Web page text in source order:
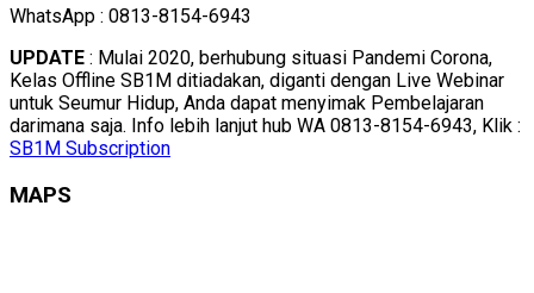
WhatsApp : 0813-8154-6943
UPDATE : Mulai 2020, berhubung situasi Pandemi Corona,
Kelas Offline SB1M ditiadakan, diganti dengan Live Webinar
untuk Seumur Hidup, Anda dapat menyimak Pembelajaran
darimana saja. Info lebih lanjut hub WA 0813-8154-6943, Klik :
SB1M Subscription
MAPS